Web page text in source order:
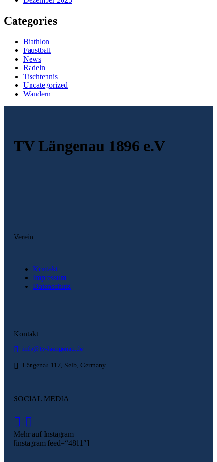
Categories
Biathlon
Faustball
News
Radeln
Tischtennis
Uncategorized
Wandern
TV Längenau 1896 e.V
Verein
Kontakt
Impressum
Datenschutz
Kontakt
info@tv-laengenau.de
Längenau 117, Selb, Germany
SOCIAL MEDIA
Mehr auf Instagram
[instagram feed=“4811″]